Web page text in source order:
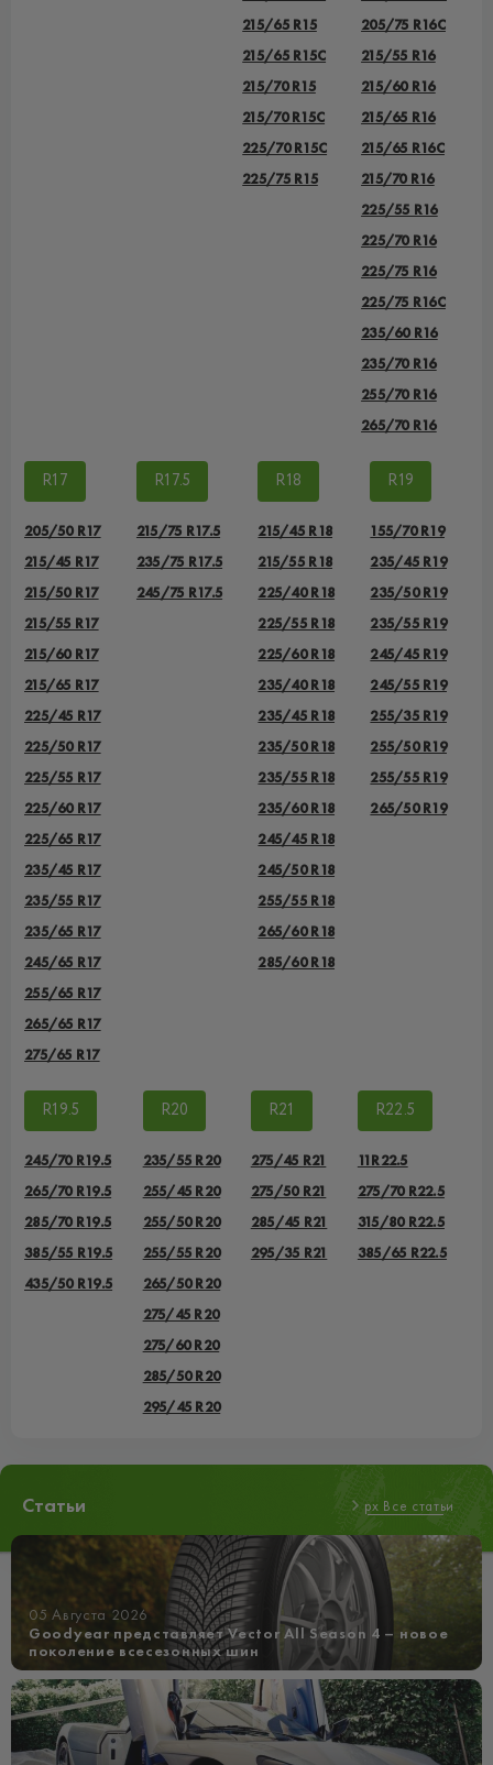
215/65 R15
215/65 R15C
215/70 R15
215/70 R15C
225/70 R15C
225/75 R15
205/75 R16C
215/55 R16
215/60 R16
215/65 R16
215/65 R16C
215/70 R16
225/55 R16
225/70 R16
225/75 R16
225/75 R16C
235/60 R16
235/70 R16
255/70 R16
265/70 R16
R17
205/50 R17
215/45 R17
215/50 R17
215/55 R17
215/60 R17
215/65 R17
225/45 R17
225/50 R17
225/55 R17
225/60 R17
225/65 R17
235/45 R17
235/55 R17
235/65 R17
245/65 R17
255/65 R17
265/65 R17
275/65 R17
R17.5
215/75 R17.5
235/75 R17.5
245/75 R17.5
R18
215/45 R18
215/55 R18
225/40 R18
225/55 R18
225/60 R18
235/40 R18
235/45 R18
235/50 R18
235/55 R18
235/60 R18
245/45 R18
245/50 R18
255/55 R18
265/60 R18
285/60 R18
R19
155/70 R19
235/45 R19
235/50 R19
235/55 R19
245/45 R19
245/55 R19
255/35 R19
255/50 R19
255/55 R19
265/50 R19
R19.5
245/70 R19.5
265/70 R19.5
285/70 R19.5
385/55 R19.5
435/50 R19.5
R20
235/55 R20
255/45 R20
255/50 R20
255/55 R20
265/50 R20
275/45 R20
275/60 R20
285/50 R20
295/45 R20
R21
275/45 R21
275/50 R21
285/45 R21
295/35 R21
R22.5
11R22.5
275/70 R22.5
315/80 R22.5
385/65 R22.5
Статьи px Все статьи
05 Августа 2026
Goodyear представляет Vector All Season 4 – новое
поколение всесезонных шин